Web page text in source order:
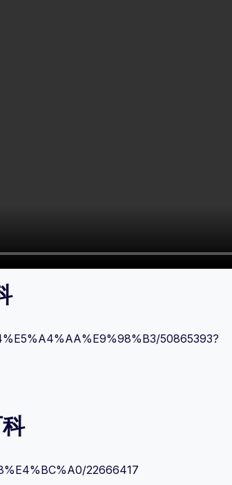
50865393?
22666417